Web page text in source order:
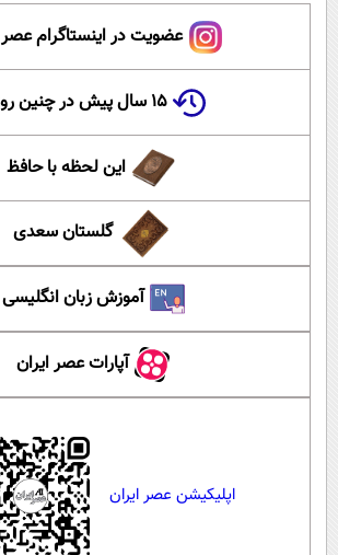
عضویت در اینستاگرام عصر
۱۵ سال پیش در چنین روزی
این لحظه با حافظ
گلستان سعدی
آموزش زبان انگلیسی
آپارات عصر ایران
اپلیکیشن عصر ایران